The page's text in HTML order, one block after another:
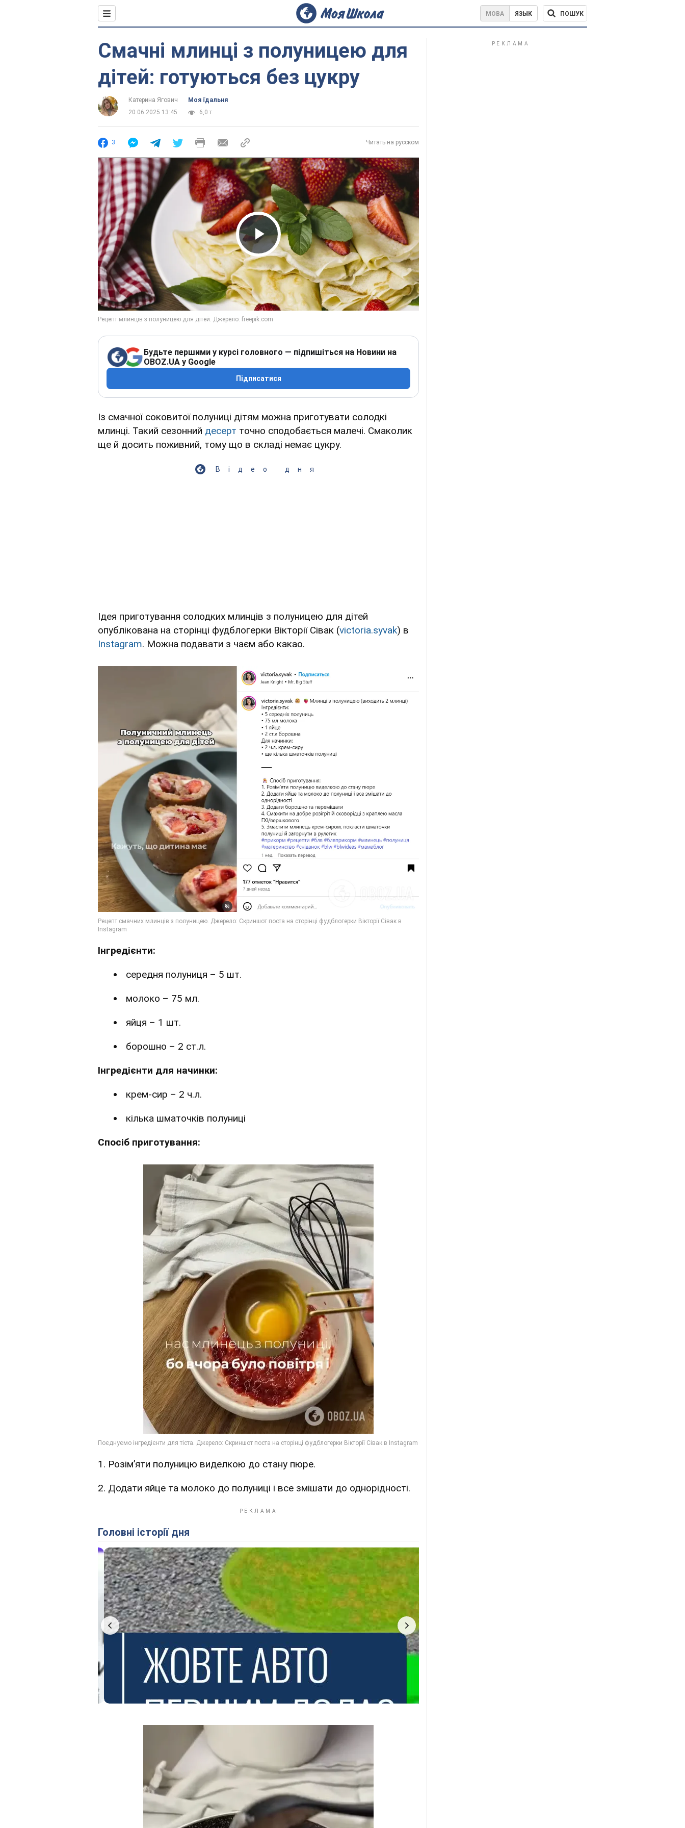
МОВА ЯЗЫК ПОШУК
Смачні млинці з полуницею для
дітей: готуються без цукру
Катерина Ягович
Моя їдальня
20.06.2025 13:45
6,0 т.
3 Читать на русском
Play Video
Будьте першими у курсі головного — підпишіться на Новини на
OBOZ.UA у Google
Підписатися
Із смачної соковитої полуниці дітям можна приготувати солодкі
млинці. Такий сезонний десерт точно сподобається малечі. Смаколик
ще й досить поживний, тому що в складі немає цукру.
Відео дня
Ідея приготування солодких млинців з полуницею для дітей
опублікована на сторінці фудблогерки Вікторії Сівак (victoria.syvak) в
Instagram. Можна подавати з чаєм або какао.
Інгредієнти:
середня полуниця – 5 шт.
молоко – 75 мл.
яйця – 1 шт.
борошно – 2 ст.л.
Інгредієнти для начинки:
крем-сир – 2 ч.л.
кілька шматочків полуниці
Спосіб приготування:
1. Розімʼяти полуницю виделкою до стану пюре.
2. Додати яйце та молоко до полуниці і все змішати до однорідності.
Головні історії дня